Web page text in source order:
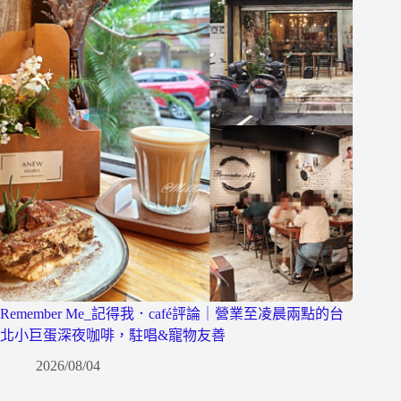
Remember Me_記得我．café評論｜營業至凌晨兩點的台
北小巨蛋深夜咖啡，駐唱&寵物友善
2026/08/04